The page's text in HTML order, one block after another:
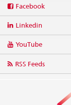
Facebook
Linkedin
YouTube
RSS Feeds